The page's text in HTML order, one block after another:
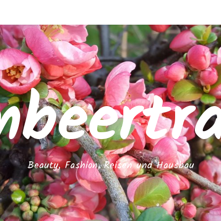
Beauty, Fashion, Reisen und Hausbau